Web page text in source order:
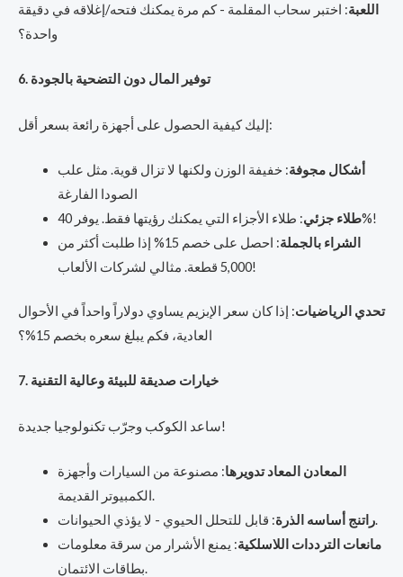
اللعبة: اختبر سحاب المقلمة - كم مرة يمكنك فتحه/إغلاقه في دقيقة
واحدة؟
6. توفير المال دون التضحية بالجودة
إليك كيفية الحصول على أجهزة رائعة بسعر أقل:
أشكال مجوفة: خفيفة الوزن ولكنها لا تزال قوية. مثل علب
الصودا الفارغة
طلاء جزئي: طلاء الأجزاء التي يمكنك رؤيتها فقط. يوفر 40%!
الشراء بالجملة
: احصل على خصم 15% إذا طلبت أكثر من
5,000 قطعة. مثالي لشركات الألعاب!
تحدي الرياضيات: إذا كان سعر الإبزيم يساوي دولاراً واحداً في الأحوال
العادية، فكم يبلغ سعره بخصم 15%؟
7. خيارات صديقة للبيئة وعالية التقنية
ساعد الكوكب وجرّب تكنولوجيا جديدة!
المعادن المعاد تدويرها: مصنوعة من السيارات وأجهزة
الكمبيوتر القديمة.
راتنج أساسه الذرة: قابل للتحلل الحيوي - لا يؤذي الحيوانات.
مانعات الترددات اللاسلكية: يمنع الأشرار من سرقة معلومات
بطاقات الائتمان.